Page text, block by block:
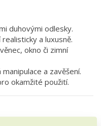
duhovými odlesky.
a luxusně.
okno či zimní
manipulace a zavěšení.
okamžité použití.